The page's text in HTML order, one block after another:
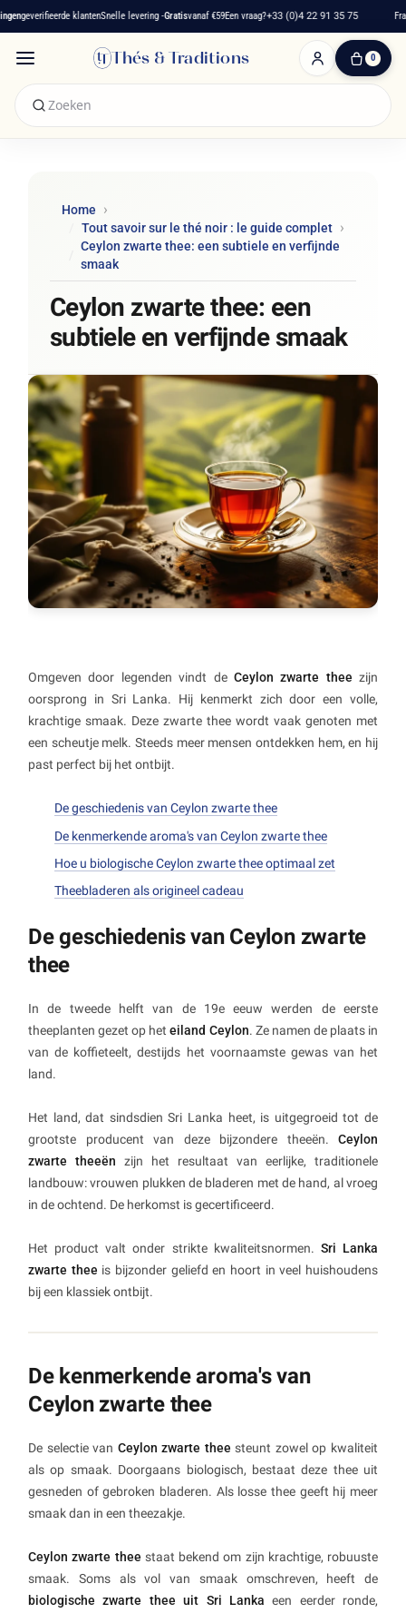
geverifieerde klantenSnelle levering -Gratisvanaf €59Een vraag?+33 (0)4 22 91 35 75
Thés & Traditions 0
0
Home
Tout savoir sur le thé noir : le guide complet
Ceylon zwarte thee: een subtiele en verfijnde
smaak
Ceylon zwarte thee: een
subtiele en verfijnde smaak
Omgeven door legenden vindt de Ceylon zwarte thee zijn
oorsprong in Sri Lanka. Hij kenmerkt zich door een volle,
krachtige smaak. Deze zwarte thee wordt vaak genoten met
een scheutje melk. Steeds meer mensen ontdekken hem, en hij
past perfect bij het ontbijt.
De geschiedenis van Ceylon zwarte thee
De kenmerkende aroma's van Ceylon zwarte thee
Hoe u biologische Ceylon zwarte thee optimaal zet
Theebladeren als origineel cadeau
De geschiedenis van Ceylon zwarte
thee
In de tweede helft van de 19e eeuw werden de eerste
theeplanten gezet op heteiland Ceylon. Ze namen de plaats in
van de koffieteelt, destijds het voornaamste gewas van het
land.
Het land, dat sindsdien Sri Lanka heet, is uitgegroeid tot de
grootste producent van deze bijzondere theeën. Ceylon
zwarte theeën zijn het resultaat van eerlijke, traditionele
landbouw: vrouwen plukken de bladeren met de hand, al vroeg
in de ochtend. De herkomst is gecertificeerd.
Het product valt onder strikte kwaliteitsnormen. Sri Lanka
zwarte thee is bijzonder geliefd en hoort in veel huishoudens
bij een klassiek ontbijt.
De kenmerkende aroma's van
Ceylon zwarte thee
De selectie van Ceylon zwarte thee steunt zowel op kwaliteit
als op smaak. Doorgaans biologisch, bestaat deze thee uit
gesneden of gebroken bladeren. Als losse thee geeft hij meer
smaak dan in een theezakje.
Ceylon zwarte thee staat bekend om zijn krachtige, robuuste
smaak. Soms als vol van smaak omschreven, heeft de
biologische zwarte thee uit Sri Lanka een eerder ronde,